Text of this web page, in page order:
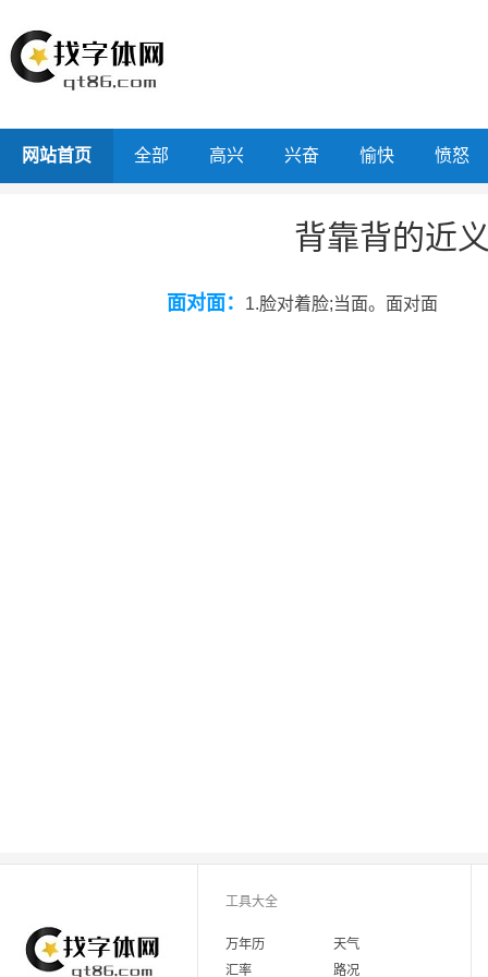
网站首页 全部 高兴 兴奋 愉快 愤怒
背靠背的近
面对面： 1.脸对着脸;当面。面对面
工具大全
万年历
天气
汇率
路况